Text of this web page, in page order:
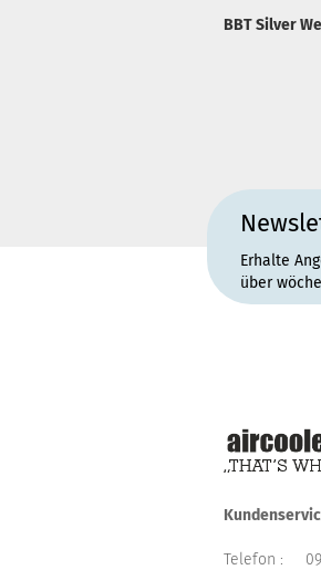
BBT Silver
Erhalte
über
Telefon :